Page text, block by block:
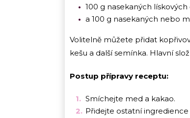
100 g nasekaných lískových
a 100 g nasekaných nebo
Volitelně můžete přidat
kešu a další semínka. Hlavní
Postup přípravy receptu:
Smíchejte med a kakao.
Přidejte ostatní